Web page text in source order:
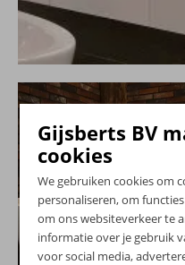
Gijsberts BV
cookies
We gebruiken cookies om
personaliseren, om
om ons websiteverkeer te
informatie over je gebruik
voor social media,